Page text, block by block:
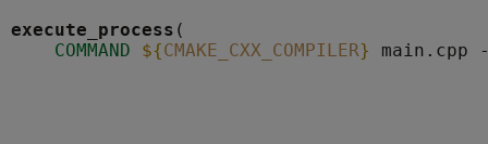
execute_process (
COMMAND
${CMAKE_CXX_COMPILER}